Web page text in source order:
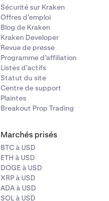
Sécurité sur Kraken
Offres d’emploi
Blog de Kraken
Kraken Developer
Revue de presse
Programme d’affiliation
Listes d’actifs
Statut du site
Centre de support
Plaintes
Breakout Prop Trading
Marchés prisés
BTC à USD
ETH à USD
DOGE à USD
XRP à USD
ADA à USD
SOL à USD